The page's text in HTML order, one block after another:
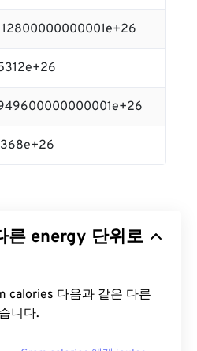
른 energy 단위로
calories 다음과 같은 다른
니다.